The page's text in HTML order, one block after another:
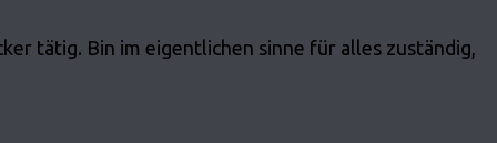
tätig. Bin im eigentlichen sinne für alles zuständig,